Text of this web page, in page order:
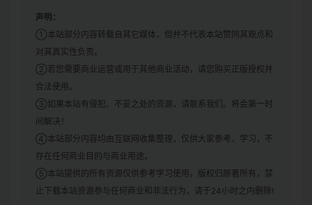
声明：
①本站部分内容转载自其它媒体，但并不代表本站赞同其观点和
对其真实性负责。
②若您需要商业运营或用于其他商业活动，请您购买正版授权并
合法使用。
③如果本站有侵犯、不妥之处的资源，请联系我们。将会第一时
间解决！
④本站部分内容均由互联网收集整理，仅供大家参考、学习，不
存在任何商业目的与商业用途。
⑤本站提供的所有资源仅供参考学习使用，版权归原著所有，禁
止下载本站资源参与任何商业和非法行为，请于24小时之内删除!